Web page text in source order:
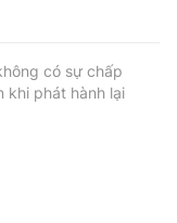
có sự chấp
khi phát hành lại